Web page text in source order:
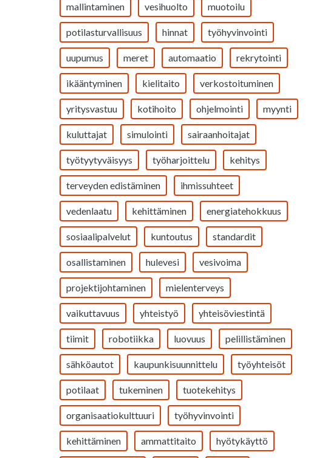
mallintaminen vesihuolto muotoilu
potilasturvallisuus hinnat työhyvinvointi
uupumus meret automaatio rekrytointi
ikääntyminen kielitaito verkostoituminen
yritysvastuu kotihoito ohjelmointi myynti
kuluttajat simulointi sairaanhoitajat
työtyytyväisyys työharjoittelu kehitys
terveyden edistäminen ihmissuhteet
vedenlaatu kehittäminen energiatehokkuus
sosiaalipalvelut kuntoutus standardit
osallistaminen hulevesi vesivoima
projektijohtaminen mielenterveys
vaikuttavuus yhteistyö yhteisöviestintä
tiimit robotiikka luovuus pelillistäminen
sähköautot kaupunkisuunnittelu työyhteisöt
potilaat tukeminen tuotekehitys
organisaatiokulttuuri työhyvinvointi
kehittäminen ammattitaito hyötykäyttö